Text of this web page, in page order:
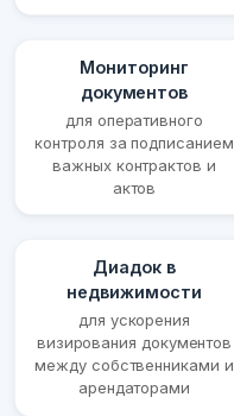
Мониторинг
документов
для оперативного
контроля за подписанием
важных контрактов и
актов
Диадок в
недвижимости
для ускорения
визирования документов
между собственниками и
арендаторами